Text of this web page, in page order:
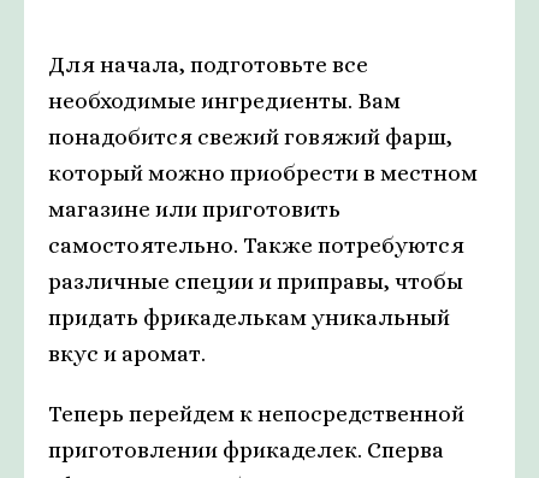
Для начала, подготовьте все
необходимые ингредиенты. Вам
понадобится свежий говяжий фарш,
который можно приобрести в местном
магазине или приготовить
самостоятельно. Также потребуются
различные специи и приправы, чтобы
придать фрикаделькам уникальный
вкус и аромат.
Теперь перейдем к непосредственной
приготовлении фрикаделек. Сперва